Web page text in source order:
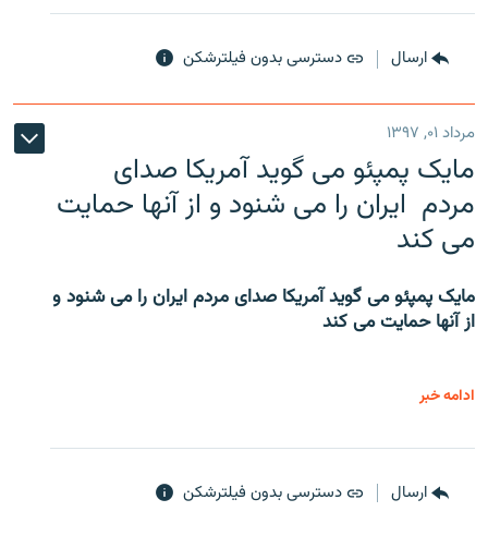
ارسال دسترسی بدون فیلترشکن
مرداد ۰۱, ۱۳۹۷
مایک پمپئو می گوید آمریکا صدای
مردم ایران را می شنود و از آنها حمایت
می کند
مایک پمپئو می گوید آمریکا صدای مردم ایران را می شنود و
از آنها حمایت می کند
ادامه خبر
ارسال دسترسی بدون فیلترشکن